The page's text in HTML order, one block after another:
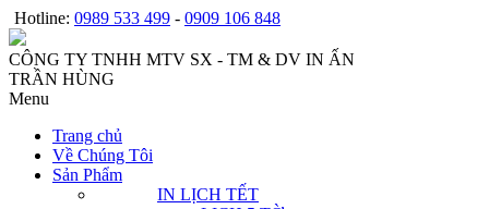
Hotline: 0989 533 499 - 0909 106 848
CÔNG TY TNHH MTV SX - TM & DV IN ẤN
TRẦN HÙNG
Menu
Trang chủ
Về Chúng Tôi
Sản Phẩm
IN LỊCH TẾT